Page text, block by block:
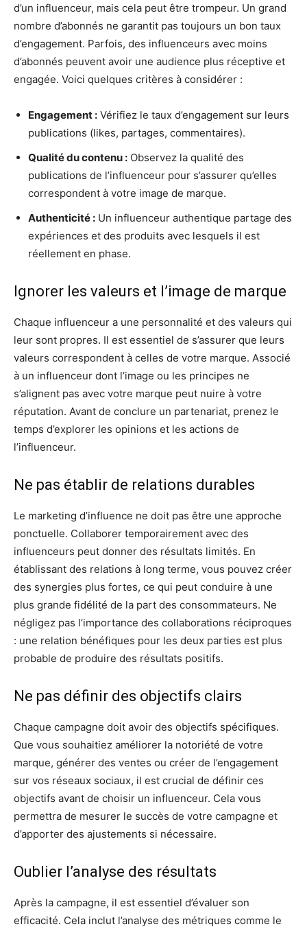
d’un influenceur, mais cela peut être trompeur. Un grand
nombre d’abonnés ne garantit pas toujours un bon taux
d’engagement. Parfois, des influenceurs avec moins
d’abonnés peuvent avoir une audience plus réceptive et
engagée. Voici quelques critères à considérer :
Engagement : Vérifiez le taux d’engagement sur leurs
publications (likes, partages, commentaires).
Qualité du contenu : Observez la qualité des
publications de l’influenceur pour s’assurer qu’elles
correspondent à votre image de marque.
Authenticité : Un influenceur authentique partage des
expériences et des produits avec lesquels il est
réellement en phase.
Ignorer les valeurs et l’image de marque
Chaque influenceur a une personnalité et des valeurs qui
leur sont propres. Il est essentiel de s’assurer que leurs
valeurs correspondent à celles de votre marque. Associé
à un influenceur dont l’image ou les principes ne
s’alignent pas avec votre marque peut nuire à votre
réputation. Avant de conclure un partenariat, prenez le
temps d’explorer les opinions et les actions de
l’influenceur.
Ne pas établir de relations durables
Le marketing d’influence ne doit pas être une approche
ponctuelle. Collaborer temporairement avec des
influenceurs peut donner des résultats limités. En
établissant des relations à long terme, vous pouvez créer
des synergies plus fortes, ce qui peut conduire à une
plus grande fidélité de la part des consommateurs. Ne
négligez pas l’importance des collaborations réciproques
: une relation bénéfiques pour les deux parties est plus
probable de produire des résultats positifs.
Ne pas définir des objectifs clairs
Chaque campagne doit avoir des objectifs spécifiques.
Que vous souhaitiez améliorer la notoriété de votre
marque, générer des ventes ou créer de l’engagement
sur vos réseaux sociaux, il est crucial de définir ces
objectifs avant de choisir un influenceur. Cela vous
permettra de mesurer le succès de votre campagne et
d’apporter des ajustements si nécessaire.
Oublier l’analyse des résultats
Après la campagne, il est essentiel d’évaluer son
efficacité. Cela inclut l’analyse des métriques comme le